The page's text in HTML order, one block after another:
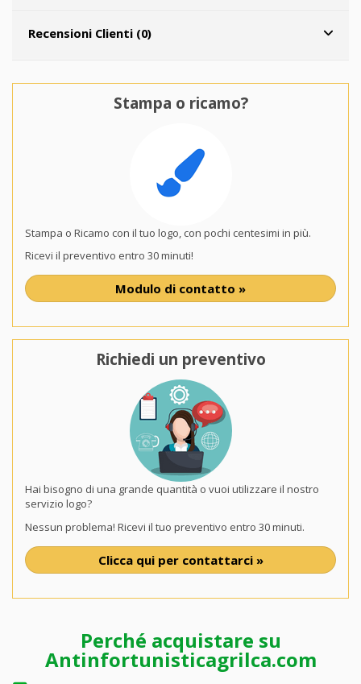
Recensioni Clienti (0)
Stampa o ricamo?
Stampa o Ricamo con il tuo logo, con pochi centesimi in più.
Ricevi il preventivo entro 30 minuti!
Modulo di contatto »
Richiedi un preventivo
Hai bisogno di una grande quantità o vuoi utilizzare il nostro
servizio logo?
Nessun problema! Ricevi il tuo preventivo entro 30 minuti.
Clicca qui per contattarci »
Perché acquistare su
Antinfortunisticagrilca.com